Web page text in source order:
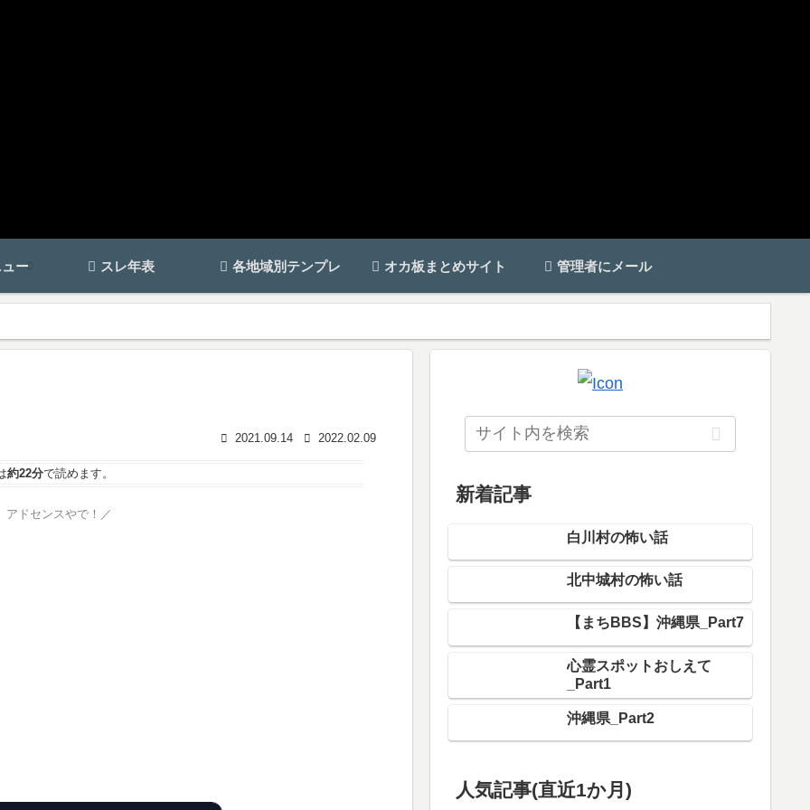
ー スレ年表 各地域別テンプレ オカ板まとめサイト 管理者にメール
2021.09.14 2022.02.09
約22分で読めます。
アドセンスやで！／
新着記事
白川村の怖い話
北中城村の怖い話
【まちBBS】沖縄県_Part7
心霊スポットおしえて
_Part1
沖縄県_Part2
人気記事(直近1か月)